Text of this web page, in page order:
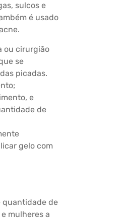
sulcos e
é usado
ou cirurgião
se
picadas.
e
de
gelo com
quantidade de
mulheres a